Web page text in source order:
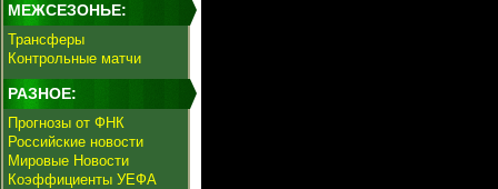
МЕЖСЕЗОНЬЕ:
Трансферы
Контрольные матчи
РАЗНОЕ:
Прогнозы от ФНК
Российские новости
Мировые Новости
Коэффициенты УЕФА